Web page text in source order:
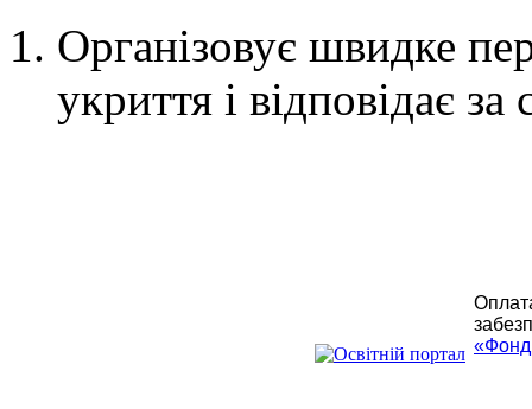
Організовує швидке
укриття і відповідає
«Фонд